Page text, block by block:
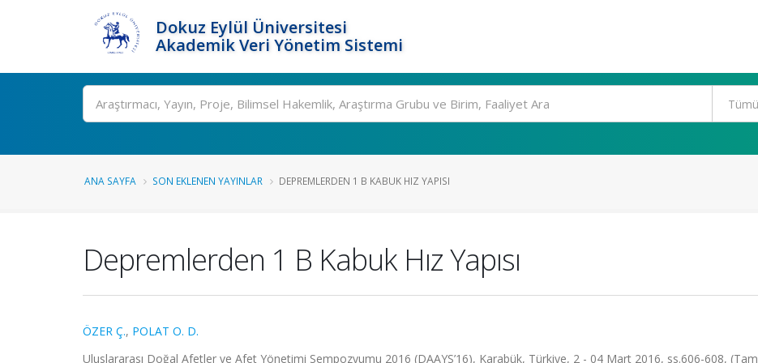
Dokuz Eylül Üniversitesi
Akademik Veri Yönetim Sistemi
Ara
ANA SAYFA SON EKLENEN YAYINLAR DEPREMLERDEN 1 B KABUK HIZ YAPISI
Depremlerden 1 B Kabuk Hız Yapısı
ÖZER Ç., POLAT O. D.
Uluslararası Doğal Afetler ve Afet Yönetimi Sempozyumu 2016 (DAAYS’16), Karabük, Türkiye, 2 - 04 Mart 2016, ss.606-608, (Tam